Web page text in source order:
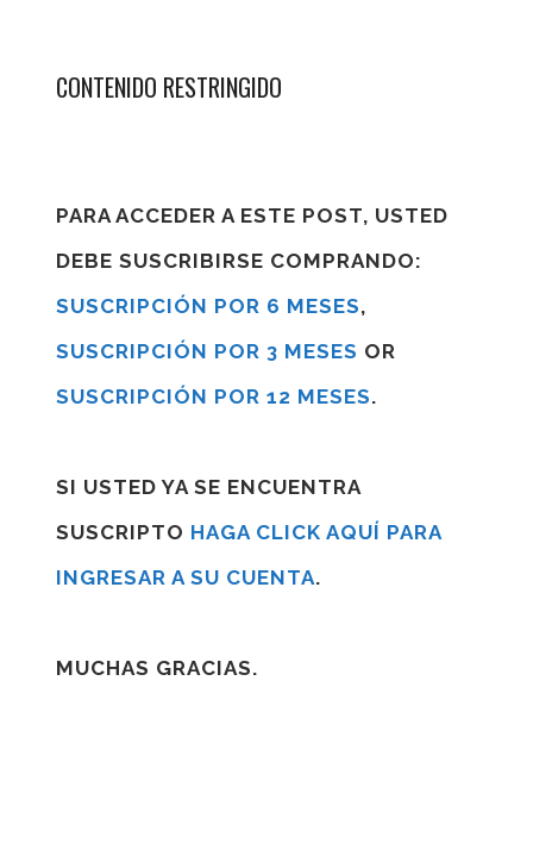
CONTENIDO RESTRINGIDO
PARA ACCEDER A ESTE POST, USTED
DEBE SUSCRIBIRSE COMPRANDO:
SUSCRIPCIÓN POR 6 MESES,
SUSCRIPCIÓN POR 3 MESES OR
SUSCRIPCIÓN POR 12 MESES.
SI USTED YA SE ENCUENTRA
SUSCRIPTO HAGA CLICK AQUÍ PARA
INGRESAR A SU CUENTA.
MUCHAS GRACIAS.